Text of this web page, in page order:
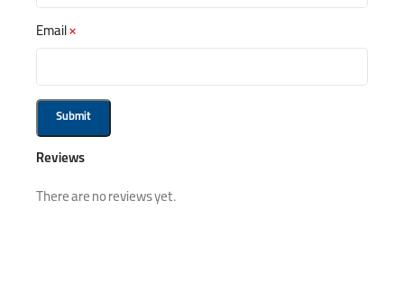
Reviews
There are no reviews yet.
Email*